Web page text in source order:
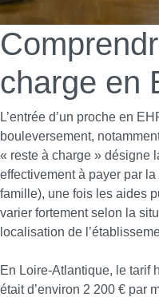
charge en
L’entrée d’un proche en
bouleversement,
« reste à charge » désigne
effectivement à payer par
famille), une fois les aides
varier fortement selon la
localisation de
En Loire-Atlantique, le tarif
était d’environ 2 200 € par